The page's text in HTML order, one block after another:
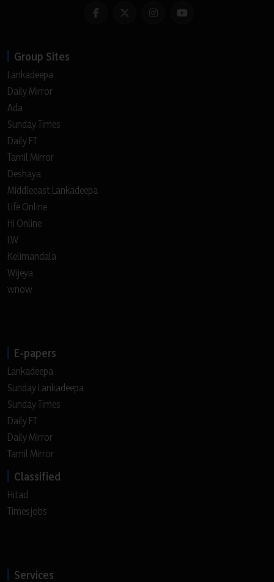
Group Sites
Lankadeepa
Daily Mirror
Ada
Sunday Times
Daily FT
Tamil Mirror
Deshaya
Middleeast Lankadeepa
Life Online
Hi Online
LW
Kelimandala
Wijeya
wnow
E-papers
Lankadeepa
Sunday Lankadeepa
Sunday Times
Daily FT
Daily Mirror
Tamil Mirror
Classified
Hitad
Timesjobs
Services